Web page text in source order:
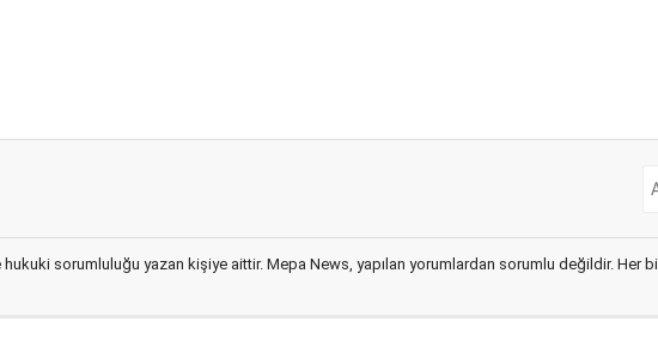
hukuki sorumluluğu yazan kişiye aittir. Mepa News, yapılan yorumlardan sorumlu değildir. Her